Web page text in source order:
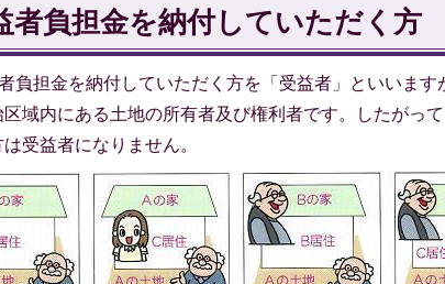
者負担金を納付していただく方
負担金を納付していただく方を「受益者」といいま
区域内にある土地の所有者及び権利者です。したがっ
受益者になりません。